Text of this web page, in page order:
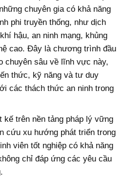
chuyên gia có khả năng
phi truyền thống, như dịch
hậu, an ninh mạng, khủng
cao. Đây là chương trình đầu
chuyên sâu về lĩnh vực này,
thức, kỹ năng và tư duy
các thách thức an ninh trong
trên nền tảng pháp lý vững
cứu xu hướng phát triển trong
viên tốt nghiệp có khả năng
chỉ đáp ứng các yêu cầu